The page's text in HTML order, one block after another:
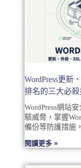
WordPress更新
排名的三大必
WordPress網站
駭威脅，掌握
備份等防護措施
閱讀更多 »